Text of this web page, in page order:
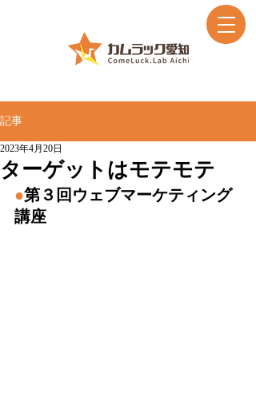
記事
ターゲットはモテモテ
2023年4月20日
●第３回ウェブマーケティング
講座